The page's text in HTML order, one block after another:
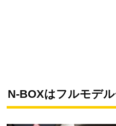
N-BOXはフルモデ